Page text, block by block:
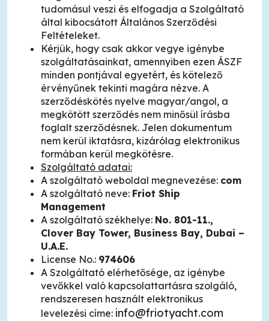
tudomásul veszi és elfogadja a Szolgáltató
által kibocsátott Általános Szerződési
Feltételeket.
Kérjük, hogy csak akkor vegye igénybe
szolgáltatásainkat, amennyiben ezen ÁSZF
minden pontjával egyetért, és kötelező
érvényűnek tekinti magára nézve. A
szerződéskötés nyelve magyar/angol, a
megkötött szerződés nem minősül írásba
foglalt szerződésnek. Jelen dokumentum
nem kerül iktatásra, kizárólag elektronikus
formában kerül megkötésre.
Szolgáltató adatai:
A szolgáltató weboldal megnevezése: com
A szolgáltató neve: Friot Ship
Management
A szolgáltató székhelye: No. 801-11.,
Clover Bay Tower, Business Bay, Dubai –
U.A.E.
License No.: 974606
A Szolgáltató elérhetősége, az igénybe
vevőkkel való kapcsolattartásra szolgáló,
rendszeresen használt elektronikus
levelezési címe: info@friotyacht.com